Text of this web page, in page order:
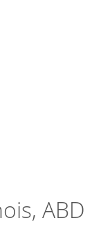
ABD